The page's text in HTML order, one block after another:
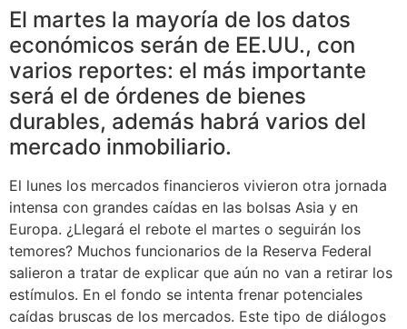
El martes la mayoría de los datos
económicos serán de EE.UU., con
varios reportes: el más importante
será el de órdenes de bienes
durables, además habrá varios del
mercado inmobiliario.
El lunes los mercados financieros vivieron otra jornada
intensa con grandes caídas en las bolsas Asia y en
Europa. ¿Llegará el rebote el martes o seguirán los
temores? Muchos funcionarios de la Reserva Federal
salieron a tratar de explicar que aún no van a retirar los
estímulos. En el fondo se intenta frenar potenciales
caídas bruscas de los mercados. Este tipo de diálogos